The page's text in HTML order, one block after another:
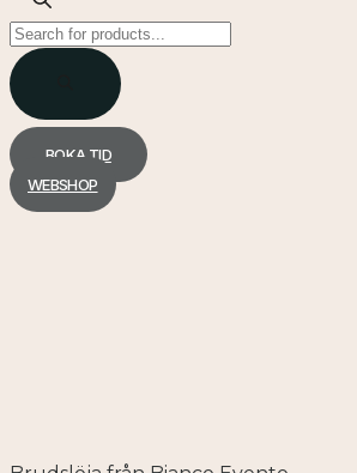
Products
search
BOKA TID
WEBSHOP